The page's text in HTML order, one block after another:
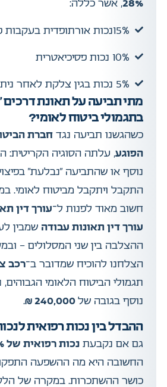
28%, אשר כללה:
15%נכות אורתופדית בעקבות פגיעה בברך
10% נכות פסיכיאטרית
5% נכות בגין צלקת לאחר ניתוח
מתי תביעה על תאונת דרכים
בתגמולי ביטוח לאומי?
כשהגשנו תביעה נגדחברת
הפוגע, עלתה הסוגיה הקריטית:
נוסף או שהתביעה “נבלעת”
התקבל ויתקבל מביטוח לאומי.
חשוב מאוד לפנות ל־עורך דין
עורך דין תאונות עבודה שמבין
ההצלבה בין שני המסלולים –
הצלחנו להוכיח שמדובר ב־רכב
תגמולי הביטוח הלאומי הגבוהים,
נוסף בגובה של240,000 ₪
.
ההבדל בין נכות רפואית
גם אם נקבעתנכות רפואית של 28%
החשובה היא מה ההשפעה
כושר ההשתכרות. במקרה של